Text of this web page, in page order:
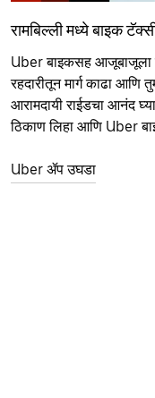
रामबिल्ली मध्ये बाइक
Uber बाइकसह आजूबाजूला
रहदारीतून मार्ग काढा आणि
आरामदायी राईडचा आनंद
ठिकाण लिहा आणि Uber
Uber ॲप उघडा